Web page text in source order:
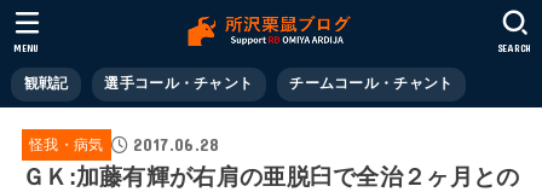
観戦記 選手コール・チャント チームコール・チャント
SEARCH
MENU
怪我・病気 2017.06.28
ＧＫ:加藤有輝が右肩の亜脱臼で全治２ヶ月との